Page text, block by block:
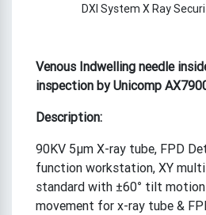
DXI System X Ray
Venous Indwelling needle
inspection by Unicomp
Description:
90KV 5μm X-ray tube, FPD
function workstation, XY
standard with ±60° tilt
movement for x-ray tube &